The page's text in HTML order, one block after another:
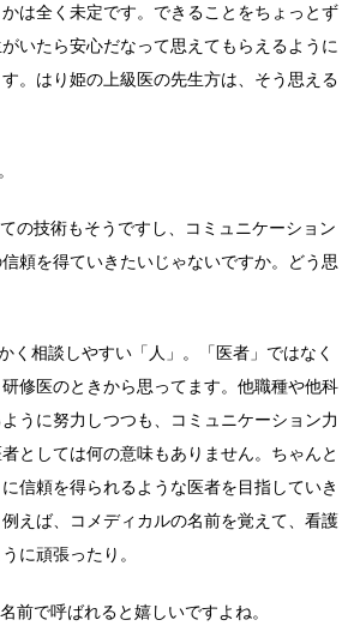
は全く未定です。できることをちょっとず
いたら安心だなって思えてもらえるように
。はり姫の上級医の先生方は、そう思える
の技術もそうですし、コミュニケーション
頼を得ていきたいじゃないですか。どう思
く相談しやすい「人」。「医者」ではなく
研修医のときから思ってます。他職種や他科
うに努力しつつも、コミュニケーション力
としては何の意味もありません。ちゃんと
信頼を得られるような医者を目指していき
えば、コメディカルの名前を覚えて、看護
に頑張ったり。
前で呼ばれると嬉しいですよね。